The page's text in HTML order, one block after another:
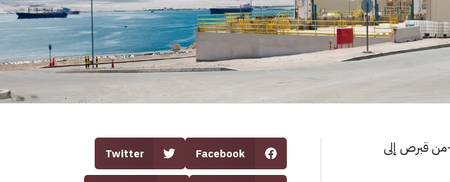
قبرص إلى
Facebook
Twitter